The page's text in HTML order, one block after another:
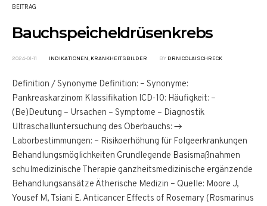
BEITRAG
Bauchspeicheldrüsenkrebs
2024-01-11 INDIKATIONEN, KRANKHEITSBILDER BY DRNICOLAISCHRECK
Definition / Synonyme Definition: – Synonyme:
Pankreaskarzinom Klassifikation ICD-10: Häufigkeit: –
(Be)Deutung – Ursachen – Symptome – Diagnostik
Ultraschalluntersuchung des Oberbauchs: →
Laborbestimmungen: – Risikoerhöhung für Folgeerkrankungen
Behandlungsmöglichkeiten Grundlegende Basismaßnahmen
schulmedizinische Therapie ganzheitsmedizinische ergänzende
Behandlungsansätze Ätherische Medizin – Quelle: Moore J,
Yousef M, Tsiani E. Anticancer Effects of Rosemary (Rosmarinus